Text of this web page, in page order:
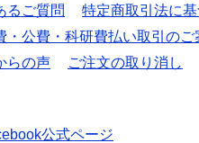
るご質問
特定商取引法に
・公費・科研費払い取引のご
らの声 ご注文の取り消し
公式ページ